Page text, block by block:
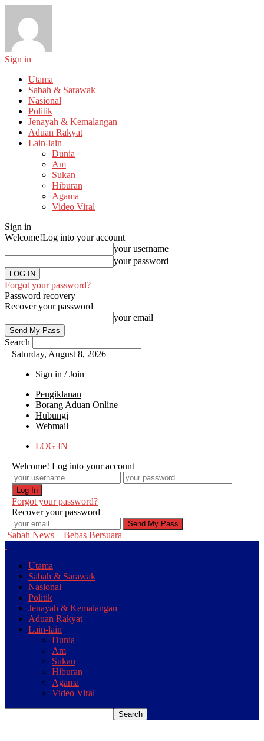
Sign in
Utama
Sabah & Sarawak
Nasional
Politik
Jenayah & Kemalangan
Aduan Rakyat
Lain-lain
Dunia
Am
Sukan
Hiburan
Agama
Video Viral
Sign in
Welcome!Log into your account
your username
your password
Forgot your password?
Password recovery
Recover your password
your email
Search
Saturday, August 8, 2026
Sign in / Join
Pengiklanan
Borang Aduan Online
Hubungi
Webmail
LOG IN
Welcome! Log into your account
Forgot your password?
Recover your password
Sabah News – Bebas Bersuara
Utama
Sabah & Sarawak
Nasional
Politik
Jenayah & Kemalangan
Aduan Rakyat
Lain-lain
Dunia
Am
Sukan
Hiburan
Agama
Video Viral